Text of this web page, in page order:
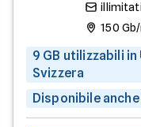
illimitati
150
9 GB utilizzabili in
Svizzera
Disponibile anche